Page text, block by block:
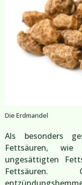
Die Erdmandel
Als besonders
Fettsäuren,
ungesättigten
Fettsäuren.